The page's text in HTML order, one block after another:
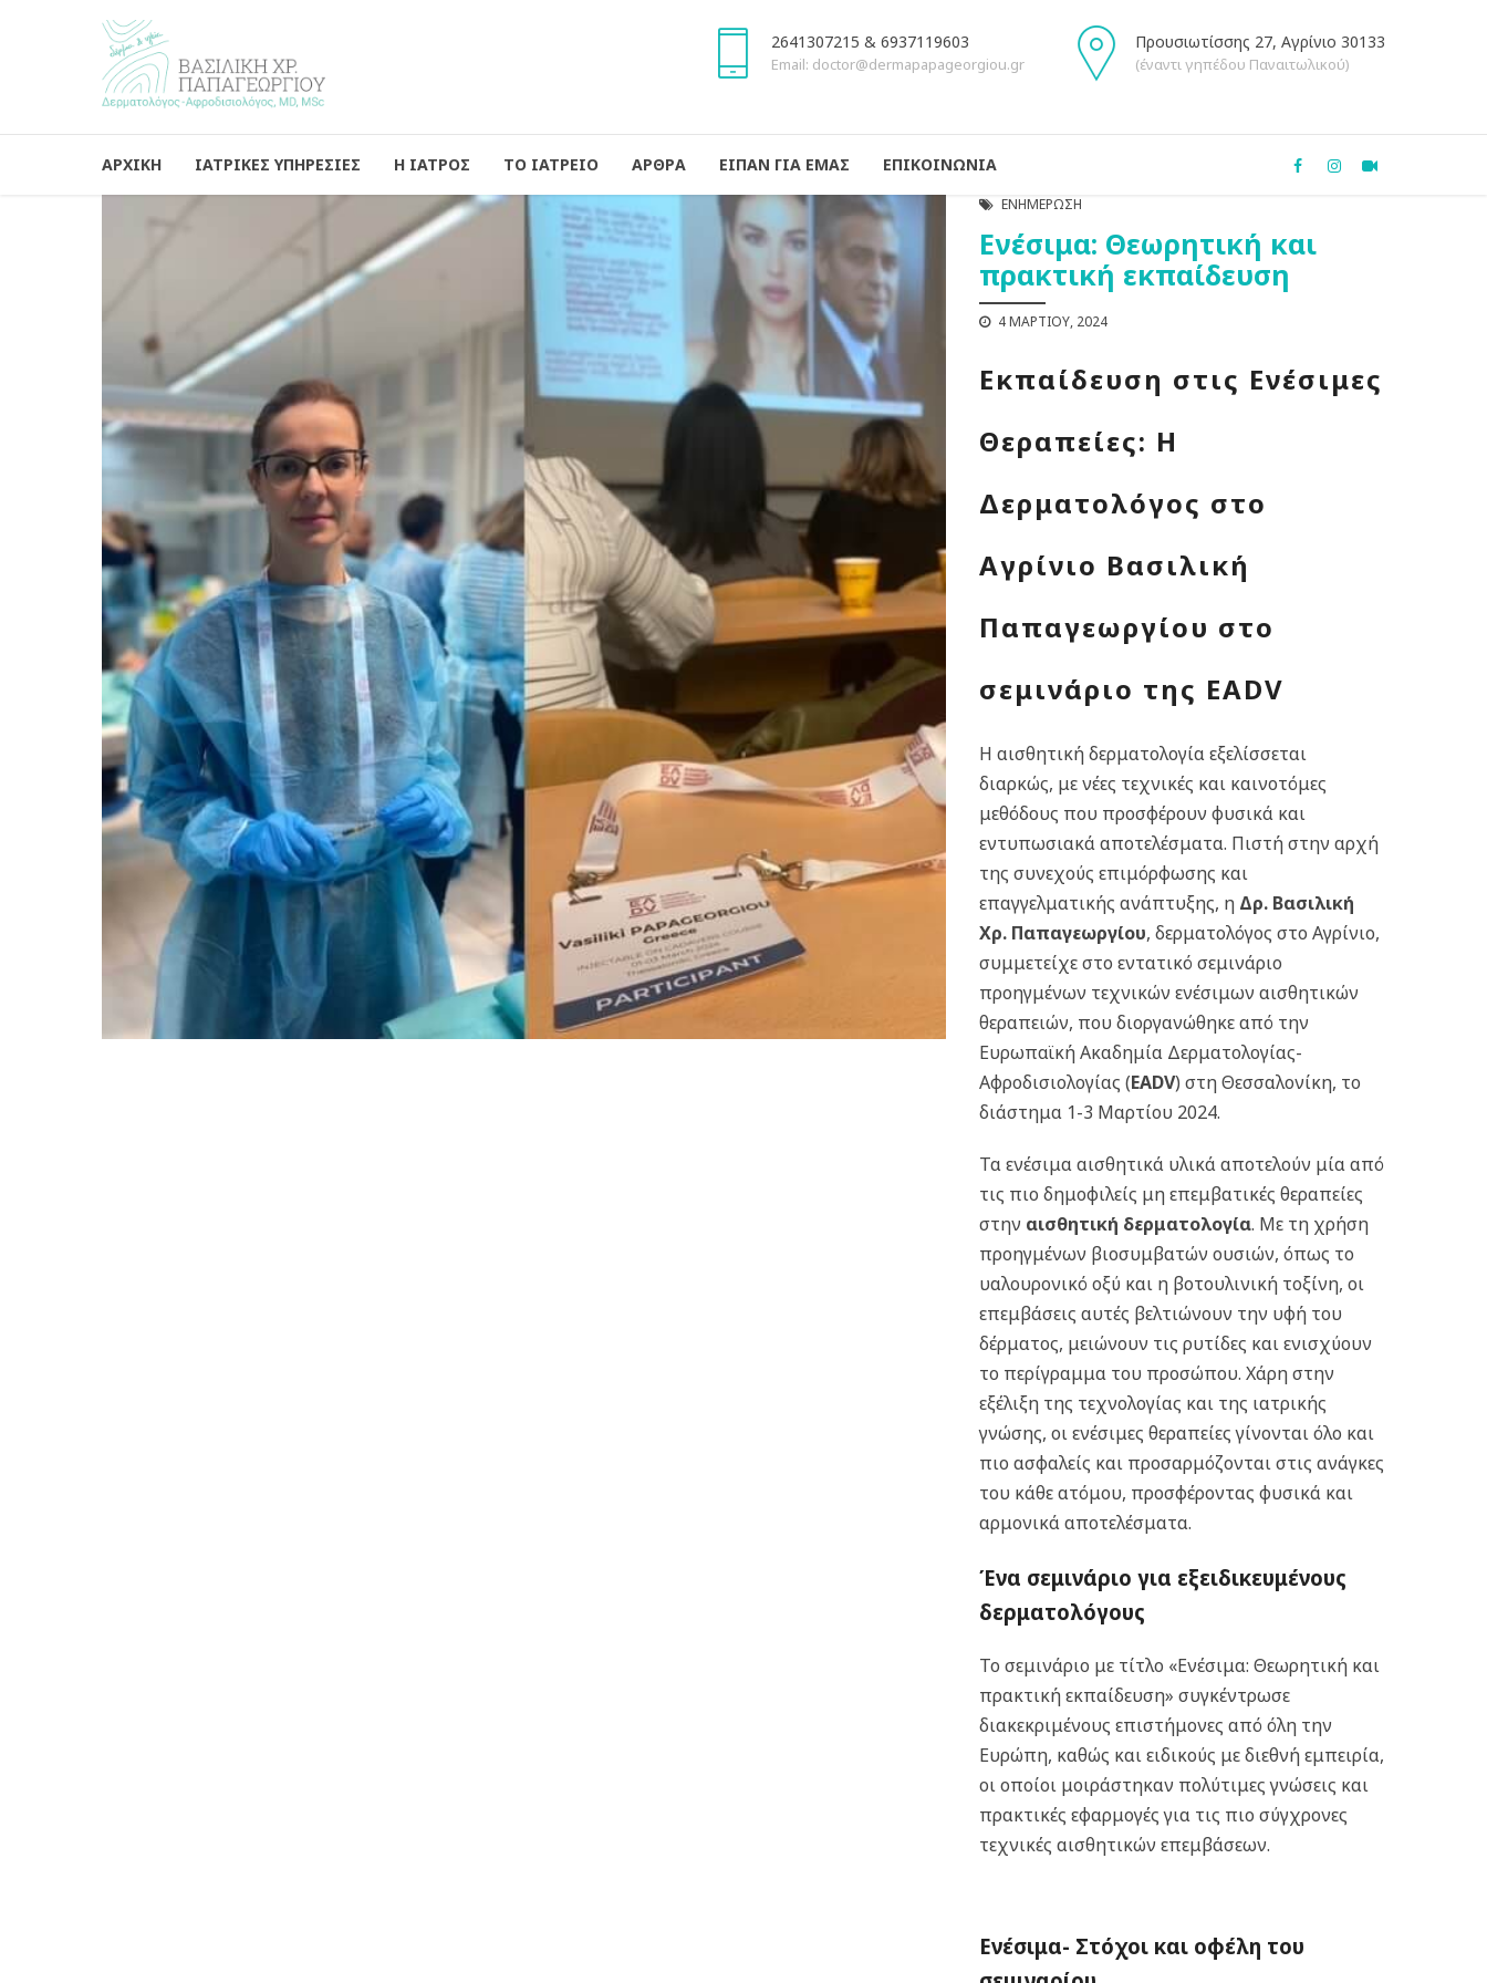
2641307215 & 6937119603
Email: doctor@dermapapageorgiou.gr
Προυσιωτίσσης 27, Αγρίνιο 30133
(έναντι γηπέδου Παναιτωλικού)
ΑΡΧΙΚΗ ΙΑΤΡΙΚΕΣ ΥΠΗΡΕΣΙΕΣ Η ΙΑΤΡΟΣ ΤΟ ΙΑΤΡΕΙΟ ΑΡΘΡΑ ΕΙΠΑΝ ΓΙΑ ΕΜΑΣ ΕΠΙΚΟΙΝΩΝΙΑ
ΕΝΗΜΈΡΩΣΗ
Ενέσιμα: Θεωρητική και
πρακτική εκπαίδευση
4 ΜΑΡΤΊΟΥ, 2024
Εκπαίδευση στις Ενέσιμες
Θεραπείες: Η
Δερματολόγος στο
Αγρίνιο Βασιλική
Παπαγεωργίου στο
σεμινάριο της EADV
Η αισθητική δερματολογία εξελίσσεται
διαρκώς, με νέες τεχνικές και καινοτόμες
μεθόδους που προσφέρουν φυσικά και
εντυπωσιακά αποτελέσματα. Πιστή στην αρχή
της συνεχούς επιμόρφωσης και
επαγγελματικής ανάπτυξης, η Δρ. Βασιλική
Χρ. Παπαγεωργίου, δερματολόγος στο Αγρίνιο,
συμμετείχε στο εντατικό σεμινάριο
προηγμένων τεχνικών ενέσιμων αισθητικών
θεραπειών, που διοργανώθηκε από την
Ευρωπαϊκή Ακαδημία Δερματολογίας-
Αφροδισιολογίας (EADV) στη Θεσσαλονίκη, το
διάστημα 1-3 Μαρτίου 2024.
Τα ενέσιμα αισθητικά υλικά αποτελούν μία από
τις πιο δημοφιλείς μη επεμβατικές θεραπείες
στην αισθητική δερματολογία. Με τη χρήση
προηγμένων βιοσυμβατών ουσιών, όπως το
υαλουρονικό οξύ και η βοτουλινική τοξίνη, οι
επεμβάσεις αυτές βελτιώνουν την υφή του
δέρματος, μειώνουν τις ρυτίδες και ενισχύουν
το περίγραμμα του προσώπου. Χάρη στην
εξέλιξη της τεχνολογίας και της ιατρικής
γνώσης, οι ενέσιμες θεραπείες γίνονται όλο και
πιο ασφαλείς και προσαρμόζονται στις ανάγκες
του κάθε ατόμου, προσφέροντας φυσικά και
αρμονικά αποτελέσματα.
Ένα σεμινάριο για εξειδικευμένους
δερματολόγους
Το σεμινάριο με τίτλο «Ενέσιμα: Θεωρητική και
πρακτική εκπαίδευση» συγκέντρωσε
διακεκριμένους επιστήμονες από όλη την
Ευρώπη, καθώς και ειδικούς με διεθνή εμπειρία,
οι οποίοι μοιράστηκαν πολύτιμες γνώσεις και
πρακτικές εφαρμογές για τις πιο σύγχρονες
τεχνικές αισθητικών επεμβάσεων.
Ενέσιμα- Στόχοι και οφέλη του